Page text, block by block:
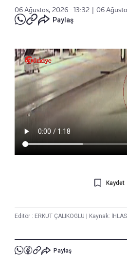
06 Ağustos, 2026 - 13:32
06
Paylaş
Kaydet
Editör : ERKUT ÇALIKOGLU Kaynak:
Paylaş